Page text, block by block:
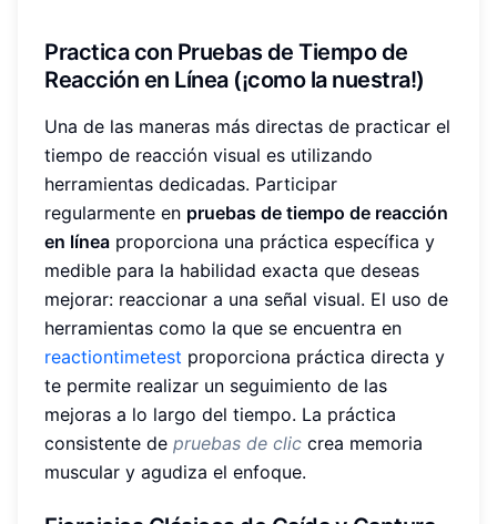
Practica con Pruebas de Tiempo de
Reacción en Línea (¡como la nuestra!)
Una de las maneras más directas de practicar el
tiempo de reacción visual es utilizando
herramientas dedicadas. Participar
regularmente en pruebas de tiempo de reacción
en línea proporciona una práctica específica y
medible para la habilidad exacta que deseas
mejorar: reaccionar a una señal visual. El uso de
herramientas como la que se encuentra en
reactiontimetest proporciona práctica directa y
te permite realizar un seguimiento de las
mejoras a lo largo del tiempo. La práctica
consistente de pruebas de clic crea memoria
muscular y agudiza el enfoque.